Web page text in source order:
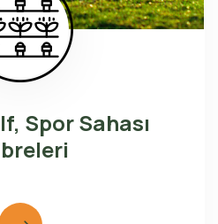
Spor Sahası